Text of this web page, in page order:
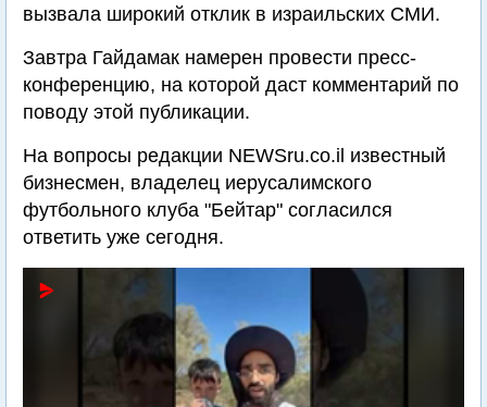
вызвала широкий отклик в израильских СМИ.
Завтра Гайдамак намерен провести пресс-
конференцию, на которой даст комментарий по
поводу этой публикации.
На вопросы редакции NEWSru.co.il известный
бизнесмен, владелец иерусалимского
футбольного клуба "Бейтар" согласился
ответить уже сегодня.